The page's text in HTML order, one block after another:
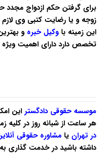
برای گرفتن حکم ازدواج مجدد
زوجه و یا رضایت کتبی وی
این زمینه باوکیل خبره و
تخصص دارد دارای اهمیت
موسسه حقوقی دادگستر این
هر ساعت از شبانه روز در کلیه
در تهران یا مشاوره حقوقی
داشته باشید در خدمت گذاری